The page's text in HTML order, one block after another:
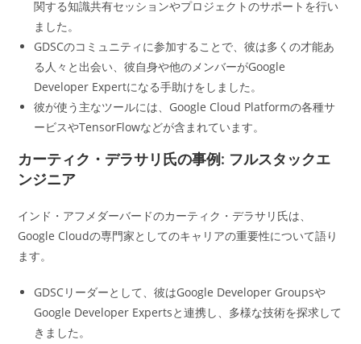
関する知識共有セッションやプロジェクトのサポートを行い
ました。
GDSCのコミュニティに参加することで、彼は多くの才能あ
る人々と出会い、彼自身や他のメンバーがGoogle
Developer Expertになる手助けをしました。
彼が使う主なツールには、Google Cloud Platformの各種サ
ービスやTensorFlowなどが含まれています。
カーティク・デラサリ氏の事例: フルスタックエ
ンジニア
インド・アフメダーバードのカーティク・デラサリ氏は、
Google Cloudの専門家としてのキャリアの重要性について語り
ます。
GDSCリーダーとして、彼はGoogle Developer Groupsや
Google Developer Expertsと連携し、多様な技術を探求して
きました。